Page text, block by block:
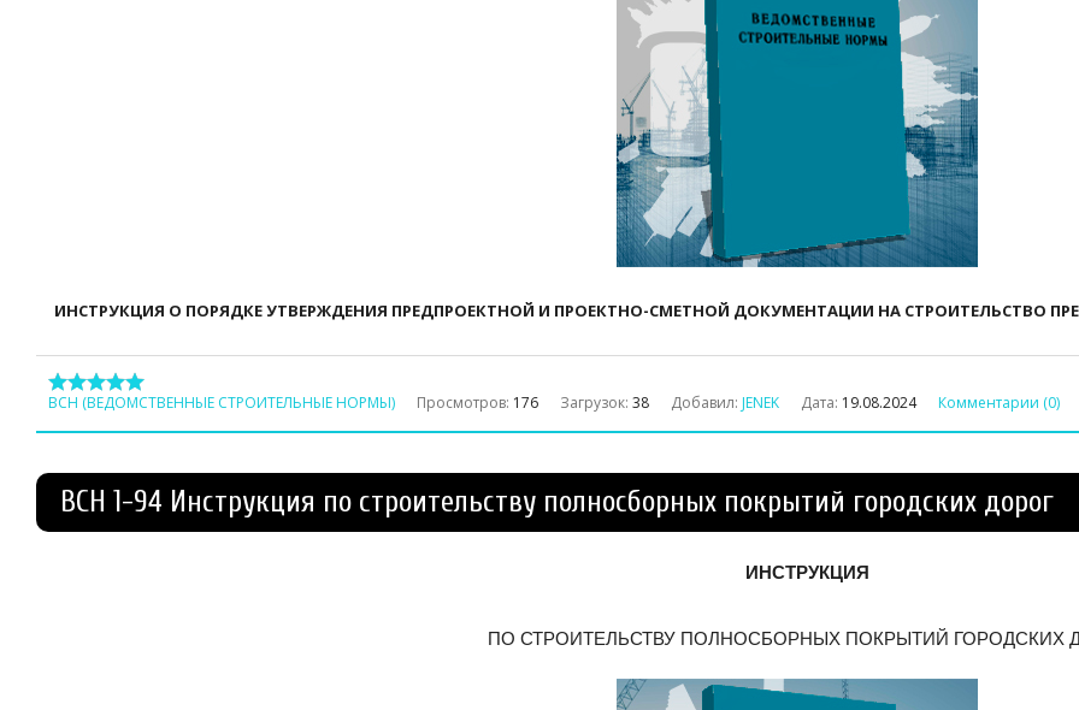
ИНСТРУКЦИЯ О ПОРЯДКЕ УТВЕРЖДЕНИЯ ПРЕДПРОЕКТНОЙ И ПРОЕКТНО-СМЕТНОЙ ДОКУМЕНТАЦИИ НА СТРОИТЕЛЬСТВО
ВСН (ВЕДОМСТВЕННЫЕ СТРОИТЕЛЬНЫЕ НОРМЫ) Просмотров: 176 Загрузок: 38 Добавил: JENEK Дата: 19.08.2024 Комментарии (0)
ВСН 1-94 Инструкция по строительству полносборных покрытий городских дорог
ИНСТРУКЦИЯ
ПО СТРОИТЕЛЬСТВУ ПОЛНОСБОРНЫХ ПОКРЫТИЙ ГОРОДСКИХ